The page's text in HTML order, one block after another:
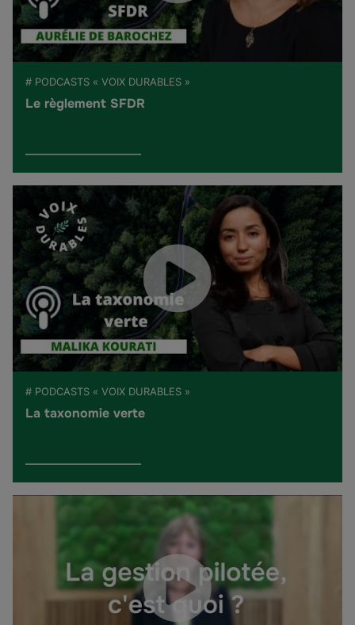
# PODCASTS « VOIX DURABLES »
Le règlement SFDR
# PODCASTS « VOIX DURABLES »
La taxonomie verte